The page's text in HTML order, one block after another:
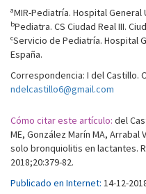
aMIR-Pediatría. Hospital General
bPediatra. CS Ciudad Real III.
cServicio de Pediatría. Hospital
España.
Correspondencia: I del Castillo.
ndelcastillo6@gmail.com
Cómo citar este artículo: del
ME, González Marín MA,
solo bronquiolitis en lactantes.
2018;20:379-82.
Publicado en Internet: 14-12-